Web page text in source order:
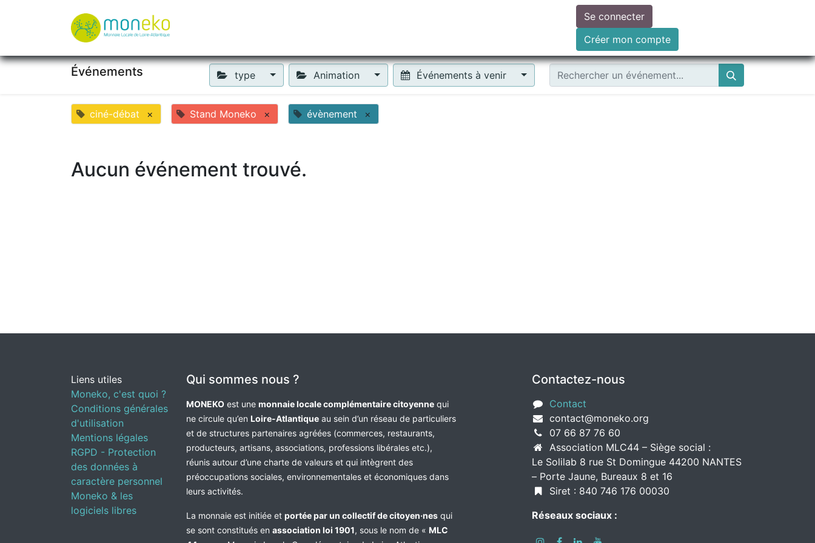
Faire un don
Se connecter
Créer mon compte
Événements type Animation Événements à venir
ciné-débat × Stand Moneko × évènement ×
Aucun événement trouvé.
Liens utiles
Moneko, c'est quoi ?
Conditions générales
d'utilisation
Mentions légales
RGPD - Protection
des données à
caractère personnel
Moneko & les
logiciels libres
Qui sommes nous ?
MONEKO est une monnaie locale complémentaire citoyenne qui
ne circule qu’en Loire-Atlantique au sein d’un réseau de particuliers
et de structures partenaires agréées (commerces, restaurants,
producteurs, artisans, associations, professions libérales etc.),
réunis autour d’une charte de valeurs et qui intègrent des
préoccupations sociales, environnementales et économiques dans
leurs activités.
La monnaie est initiée et portée par un collectif de citoyen·nes qui
se sont constitués en association loi 1901, sous le nom de « MLC
Contactez-nous
Contact
contact@moneko.org
07 66 87 76 60
Association MLC44 – Siège social :
Le Solilab 8 rue St Domingue 44200 NANTES
– Porte Jaune, Bureaux 8 et 16
Siret : 840 746 176 00030
Réseaux sociaux :